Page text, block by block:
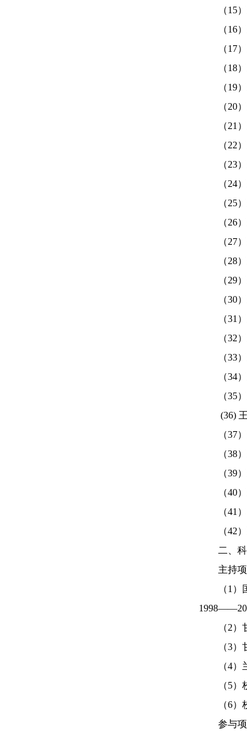
（15）王
（16）王
（17）王
（18）王
（19）王
（20）王
（21）王
（22）王
（23）王
（24）王
（25）王
（26）王
（27）王
（28）王
（29）王
（30）王
（31）王
（32）王
（33）王
（34）王
（35）王
(36) 王海
（37）王
（38）王
（39）王
（40）王
（41）
（42）
二、科
主持项
（1）国
（2）甘
（3）甘
（4）兰
（5）校
（6）校
参与项